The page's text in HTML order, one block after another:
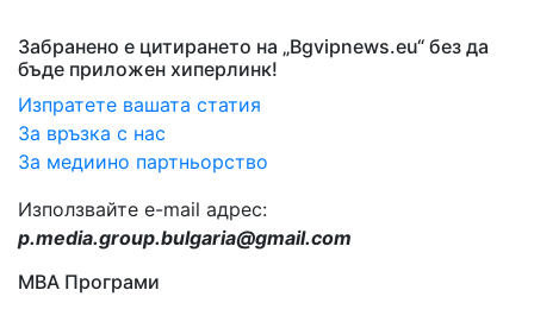
Забранено е цитирането на „Bgvipnews.eu“ без да
бъде приложен хиперлинк!
Изпратете вашата статия
За връзка с нас
За медиино партньорство
Използвайте e-mail адрес:
p.media.group.bulgaria@gmail.com
МВА Програми